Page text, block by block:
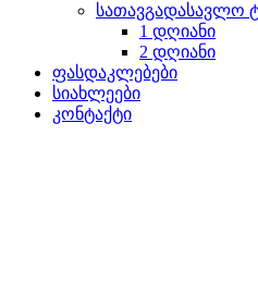
სათავგადასავლო
1 დღიანი
2 დღიანი
ფასდაკლებები
სიახლეები
კონტაქტი